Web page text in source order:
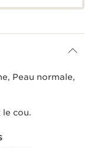
Peau normale,
le cou.